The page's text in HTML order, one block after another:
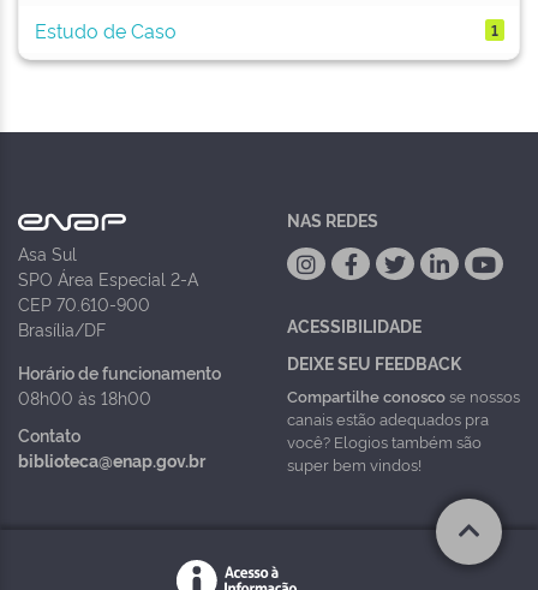
Estudo de Caso
1
Asa Sul
SPO Área Especial 2-A
CEP 70.610-900
Brasília/DF
Horário de funcionamento
08h00 às 18h00
Contato
biblioteca@enap.gov.br
NAS REDES
ACESSIBILIDADE
DEIXE SEU FEEDBACK
Compartilhe conoscose nossos
canais estão adequados pra
você? Elogios também são
super bem vindos!